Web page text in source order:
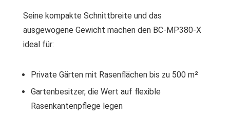
Seine kompakte Schnittbreite und das
ausgewogene Gewicht machen den BC-MP380-X
ideal für:
Private Gärten mit Rasenflächen bis zu 500 m²
Gartenbesitzer, die Wert auf flexible
Rasenkantenpflege legen